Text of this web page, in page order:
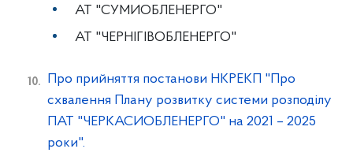
АТ "СУМИОБЛЕНЕРГО"
АТ "ЧЕРНІГІВОБЛЕНЕРГО"
Про прийняття постанови НКРЕКП "Про
схвалення Плану розвитку системи розподілу
ПАТ "ЧЕРКАСИОБЛЕНЕРГО" на 2021 – 2025
роки".